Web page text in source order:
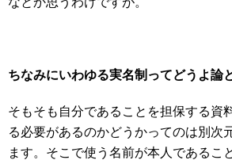
ちなみにいわゆる実名制ってどうよ論
そもそも自分であることを担保する資
る必要があるのかどうかってのは別次
ます。そこで使う名前が本人であるこ